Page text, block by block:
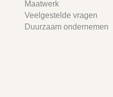
Maatwerk
Veelgestelde vragen
Duurzaam ondernemen